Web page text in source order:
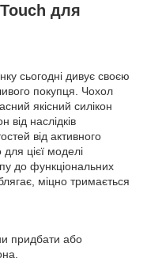
для
сьогодні дивує своєю
покупця. Чохол
якісний силікон
від наслідків
від активного
цієї моделі
до функціональних
міцно тримається
придбати або